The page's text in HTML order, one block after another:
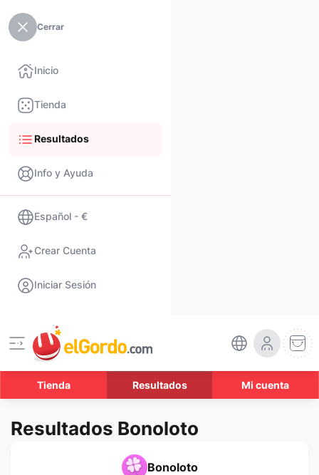
Cerrar
Inicio
Tienda
Resultados
Info y Ayuda
Español - €
Crear Cuenta
Iniciar Sesión
Tienda Resultados Mi cuenta
Resultados Bonoloto
Bonoloto